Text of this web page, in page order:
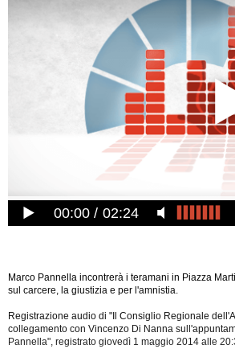
00:00 02:24
Marco Pannella incontrerà i teramani in Piazza
sul carcere, la giustizia e per l'amnistia.
Registrazione audio di "Il Consiglio Regionale
collegamento con Vincenzo Di Nanna
Pannella", registrato giovedì 1 maggio 2014 alle